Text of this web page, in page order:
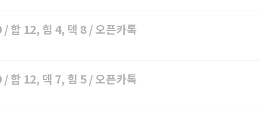
합 12, 힘 4, 덱 8 / 오픈카톡
합 12, 덱 7, 힘 5 / 오픈카톡